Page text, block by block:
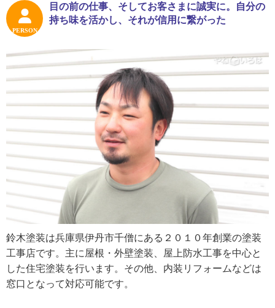
PERSON
目の前の仕事、そしてお客さまに誠実に。自分の
持ち味を活かし、それが信用に繋がった
鈴木塗装は兵庫県伊丹市千僧にある２０１０年創業の塗装
工事店です。主に屋根・外壁塗装、屋上防水工事を中心と
した住宅塗装を行います。その他、内装リフォームなどは
窓口となって対応可能です。